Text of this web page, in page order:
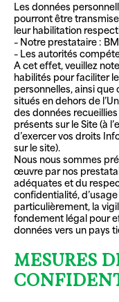
Les données
pourront être
leur habilitation
– Notre prestataire :
– Les autorités
A cet effet, veuillez
habilités pour faciliter
personnelles, ainsi
situés en dehors de
des données
présents sur le Site (à
d’exercer vos droits
sur le site).
Nous nous sommes
œuvre par nos
adéquates et du
confidentialité,
particulièrement, la
fondement légal pour
données vers un pays
MESURES